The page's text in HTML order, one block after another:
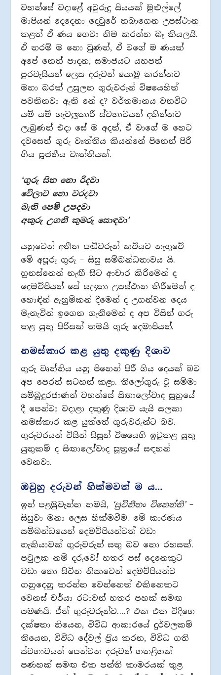
වහන්සේ වදාළේ අවුරුදු සියයක් මුළුල්ලේ
මාපියන් දෙදෙනා දෙවුරේ තබාගෙන උපස්ථාන
කළත් ඒ ණය ගෙවා නිම කරන්න බෑ කියලයි.
ඒ තරම් ම නො වුණත්, ඒ වගේ ම ණයක්
අපේ නෙත් පාදන, සමාජයට යහපත්
පුරවැසියන් ලෙස දරුවන් යොමු කරන්නට
මහා බරක් උසුලන ගුරුවරුන් විෂයෙහිත්
පවතිනවා ඇති නේ ද? වර්තමානය වනවිට
යම් යම් ගැටලූකාරී ස්වභාවයන් දකින්නට
ලැබුණත් එදා සේ ම අදත්, ඒ වාගේ ම හෙට
දවසෙත් ගුරු වෘත්තිය කියන්නේ පිනෙන් පිරී
ගිය පූජනීය වෘත්තියක්.
‘ගුරු සිත නො රිදවා
වේලාව නො වරදවා
බැති පෙම් උපදවා
අකුරු උගනී කුමරු සොඳවා’
යනුවෙන් අතීත පඬිවරුන් කවියට නැගුවේ
මේ අපූරු ගුරු – සිසු සම්බන්ධතාවය යි.
හුනස්නෙන් නැඟී සිට ආචාර කිරීමෙන් ද
දෙමව්පියන් සේ සලකා උපස්ථාන කිරීමෙන් ද
හොඳින් ඇහුම්කන් දීමෙන් ද උගන්වන දෙය
මැනැවින් ඉගෙන ගැනීමෙන් ද අප විසින් ගරු
කළ යුතු පිරිසක් තමයි ගුරු දෙමාපියන්.
නමස්කාර කළ යුතු දකුණු දිශාව
ගුරු වෘත්තිය යනු පිනෙන් පිරී ගිය දෙයක් බව
අප පෙරත් සටහන් කළා. තිලෝගුරු වූ සම්මා
සම්බුදුරජාණන් වහන්සේ සිඟාලෝවාද සූත‍්‍රයේ
දී පෙන්වා වදාළා දකුණු දිශාව යැයි සලකා
නමස්කාර කළ යුත්තේ ගුරුවරුන්ට බව.
ගුරුවරයන් විසින් සිසුන් විෂයෙහි ඉටුකළ යුතු
යුතුකම් ද සිඟාලෝවාද සූත‍්‍රයේ සඳහන්
වෙනවා.
ඔවුහු දරුවන් හික්මවත් ම ය…
ඉන් පළමුවැන්න තමයි, ‘සුවිනීතං විනෙන්ති’–
සිසුවා මනා ලෙස හික්මවීම. මේ කාරණය
සම්බන්ධයෙන් දෙමව්පියන්ටත් වඩා
හැකියාවක් ගුරුවරුන් සතු බව නො රහසක්.
පවුලක නම් දරුවෝ හතර පස් දෙනෙකුට
වඩා නො සිටින නිසාවෙන් දෙමව්පියන්ට
ගනුදෙනු කරන්න වෙන්නෙත් එකිනෙකට
වෙනස් චර්යා රටාවන් හතර පහක් සමඟ
පමණයි. ඒත් ගුරුවරුන්ට….? එක එක විදිහෙ
දක්ෂතා තියෙන, විවිධ ආකාරයේ දුර්වලකම්
තියෙන, විවිධ දේවල් ප‍්‍රිය කරන, විවිධ ගති
ස්වභාවයන් පෙන්වන දරුවන් හතළිහක්
පණහක් සමඟ එක පන්ති කාමරයක් තුළ